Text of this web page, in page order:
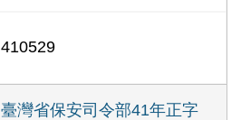
410529
臺灣省保安司令部41年正字